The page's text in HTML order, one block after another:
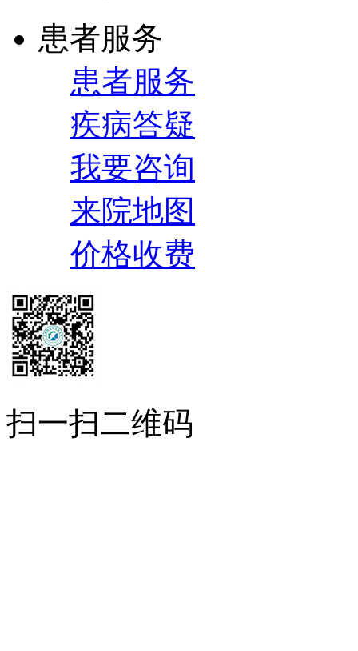
患者服务
患者服务
疾病答疑
我要咨询
来院地图
价格收费
扫一扫二维码